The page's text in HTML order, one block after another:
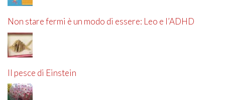
Non stare fermi è un modo di essere: Leo e l’ADHD
Il pesce di Einstein